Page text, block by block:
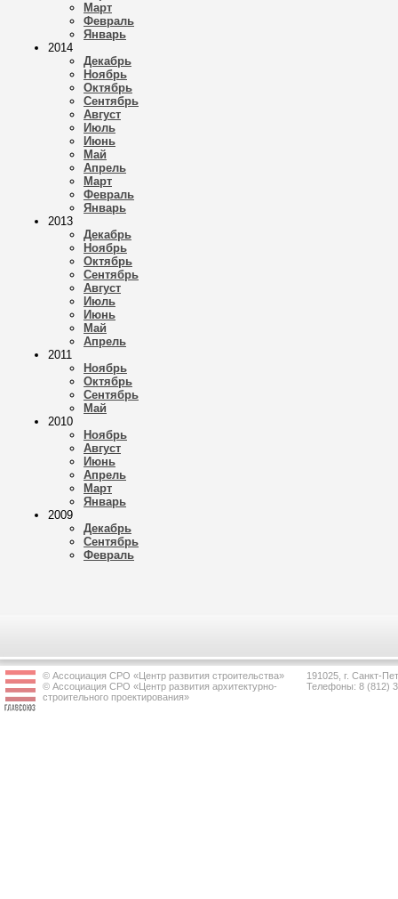
Март
Февраль
Январь
2014
Декабрь
Ноябрь
Октябрь
Сентябрь
Август
Июль
Июнь
Май
Апрель
Март
Февраль
Январь
2013
Декабрь
Ноябрь
Октябрь
Сентябрь
Август
Июль
Июнь
Май
Апрель
2011
Ноябрь
Октябрь
Сентябрь
Май
2010
Ноябрь
Август
Июнь
Апрель
Март
Январь
2009
Декабрь
Сентябрь
Февраль
© Ассоциация СРО «Центр развития строительства»
© Ассоциация СРО «Центр развития архитектурно-
строительного проектирования»
191025, г. Санкт-
Телефоны: 8 (812)